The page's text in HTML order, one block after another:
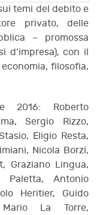
temi del debito e
privato, delle
– promossa
d’impresa), con il
filosofia,
2016: Roberto
Sergio Rizzo,
Eligio Resta,
Nicola Borzi,
Graziano Lingua,
Paletta, Antonio
Heritier, Guido
La Torre,